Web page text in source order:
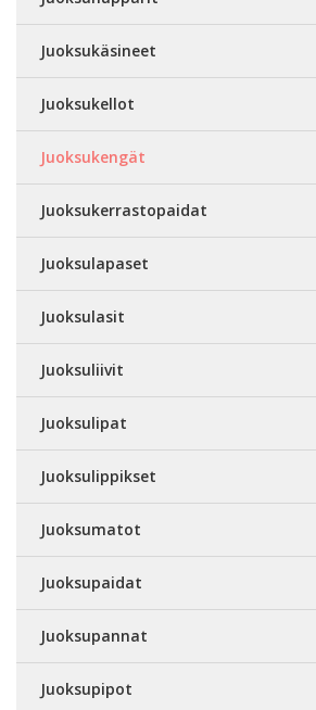
Juoksukäsineet
Juoksukellot
Juoksukengät
Juoksukerrastopaidat
Juoksulapaset
Juoksulasit
Juoksuliivit
Juoksulipat
Juoksulippikset
Juoksumatot
Juoksupaidat
Juoksupannat
Juoksupipot